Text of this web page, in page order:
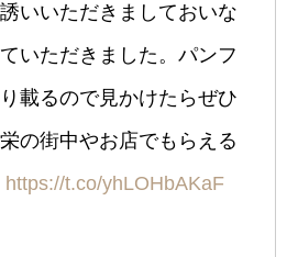
いいただきましておいな
いただきました。パンフ
載るので見かけたらぜひ
の街中やお店でもらえる
https://t.co/yhLOHbAKaF